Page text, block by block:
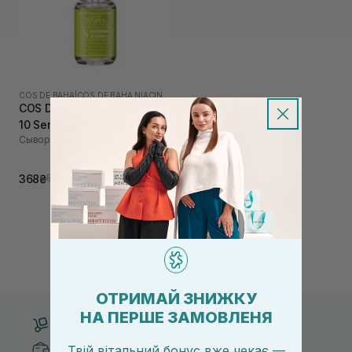
COS DE BAHA| COS DE BAHA NIACINAMIDE
COS DE BAHA Niacinamide
10 Serum 30 мл
Сыворотка с ниацинамид
368₴525₴
Бесплатная доставка от 3000 UAH
ОТРИМАЙ ЗНИЖКУ
НА ПЕРШЕ ЗАМОВЛЕНЯ